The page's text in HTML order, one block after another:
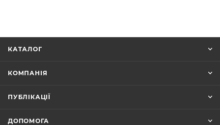
КАТАЛОГ
КОМПАНІЯ
ПУБЛІКАЦІЇ
ДОПОМОГА